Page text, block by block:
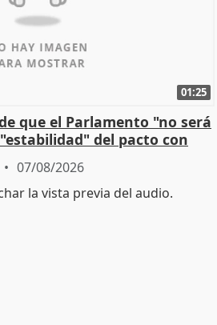
01:25
que el Parlamento "no será
del pacto con
07/08/2026